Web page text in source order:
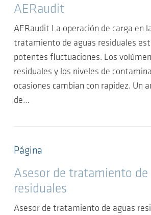
AERaudit
AERaudit La operación de carga en
tratamiento de aguas residuales
potentes fluctuaciones. Los
residuales y los niveles de
ocasiones cambian con rapidez. Un
de…
Página
Asesor de tratamiento de
residuales
Asesor de tratamiento de aguas